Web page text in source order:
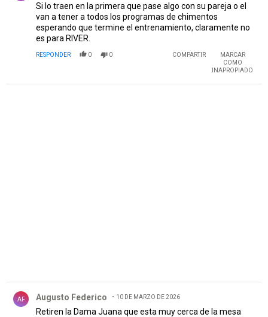
Si lo traen en la primera que pase algo con su pareja o el
van a tener a todos los programas de chimentos
esperando que termine el entrenamiento, claramente no
es para RIVER.
RESPONDER 0 0 COMPARTIR
MARCAR
COMO
INAPROPIADO
AF Augusto Federico 10 DE MARZO DE 2026
Retiren la Dama Juana que esta muy cerca de la mesa